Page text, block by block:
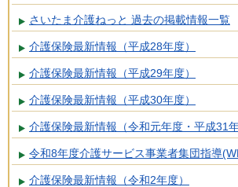
さいたま介護ねっと 過去の掲載情報一覧
介護保険最新情報（平成28年度）
介護保険最新情報（平成29年度）
介護保険最新情報（平成30年度）
介護保険最新情報（令和元年度・平成31年
令和8年度介護サービス事業者集団指導
介護保険最新情報（令和2年度）